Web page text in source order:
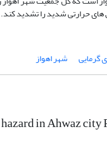
های حرارتی شدید را تشدید کند.
گرمایی شهر اهواز
in Ahwaz city